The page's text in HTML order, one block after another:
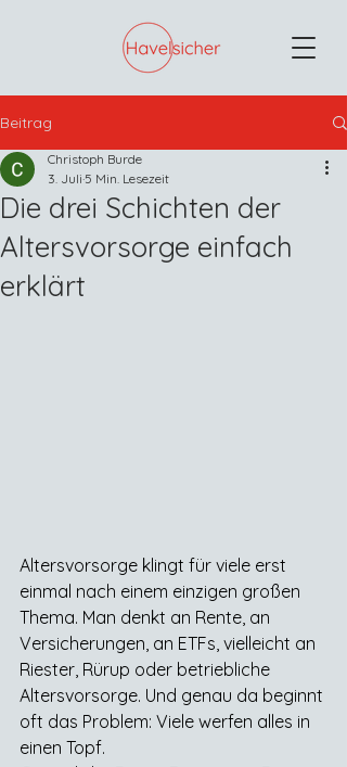
Beitrag
Die drei Schichten der
Altersvorsorge einfach
erklärt
Christoph Burde
3. Juli 5 Min. Lesezeit
Altersvorsorge klingt für viele erst
einmal nach einem einzigen großen
Thema. Man denkt an Rente, an
Versicherungen, an ETFs, vielleicht an
Riester, Rürup oder betriebliche
Altersvorsorge. Und genau da beginnt
oft das Problem: Viele werfen alles in
einen Topf.